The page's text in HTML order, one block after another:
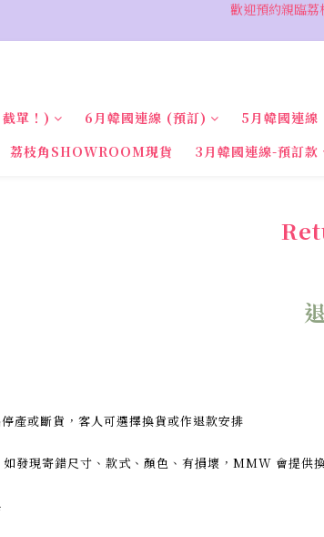
VIP 輸入優惠代碼『
VIP 輸入優惠代碼『
單！) 6月韓國連線 (預訂) 5月韓國連線
荔枝角SHOWROOM現貨 3月韓國連線-預訂款
產或斷貨，客人可選擇換貨或作退款安排
發現寄錯尺寸、款式、顏色、有損壞， MMW 會提供